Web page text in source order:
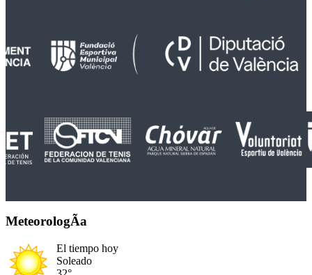
MeteorologÃ­a
El tiempo hoy
Soleado